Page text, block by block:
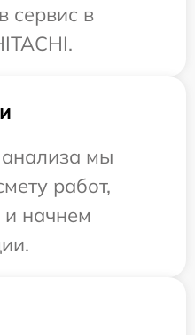
сервис в
мы
работ,
начнем